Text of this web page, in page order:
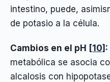
intestino, puede,
de potasio a la célula.
Cambios en el pH [10] :
metabólica se asocia
alcalosis con